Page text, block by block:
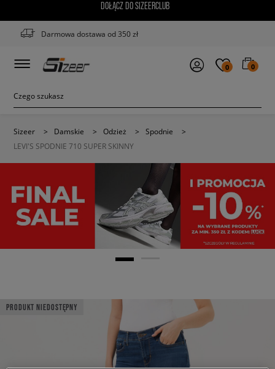
DOŁĄCZ DO SIZEERCLUB
Darmowa dostawa od 350 zł
0 0
Sizeer > Damskie > Odzież > Spodnie
>
LEVI'S SPODNIE 710 SUPER SKINNY
PRODUKT NIEDOSTĘPNY